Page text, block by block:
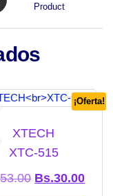
Product
¡Oferta!
XTECH
XTC-515
53.00 El precio
Bs.30.00El